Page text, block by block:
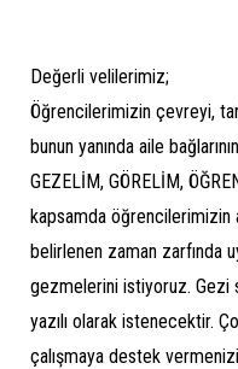
Değerli velilerimiz;
Öğrencilerimizin çevreyi,
bunun yanında aile
GEZELİM, GÖRELİM,
kapsamda öğrencilerimizin
belirlenen zaman zarfında
gezmelerini istiyoruz. Gezi
yazılı olarak istenecektir.
çalışmaya destek